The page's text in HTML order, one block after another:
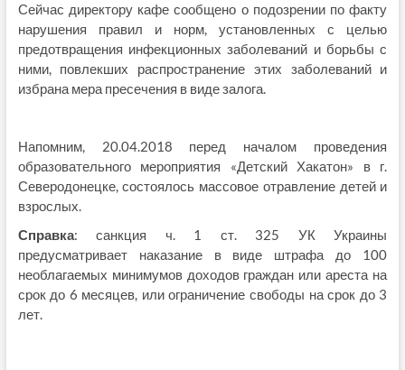
Сейчас директору кафе сообщено о подозрении по факту
нарушения правил и норм, установленных с целью
предотвращения инфекционных заболеваний и борьбы с
ними, повлекших распространение этих заболеваний и
избрана мера пресечения в виде залога.
Напомним, 20.04.2018 перед началом проведения
образовательного мероприятия «Детский Хакатон» в г.
Северодонецке, состоялось массовое отравление детей и
взрослых.
Справка: санкция ч. 1 ст. 325 УК Украины
предусматривает наказание в виде штрафа до 100
необлагаемых минимумов доходов граждан или ареста на
срок до 6 месяцев, или ограничение свободы на срок до 3
лет.